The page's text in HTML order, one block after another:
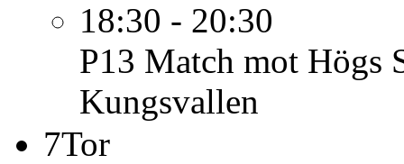
18:30 - 20:30
P13 Match mot Högs
Kungsvallen
7Tor